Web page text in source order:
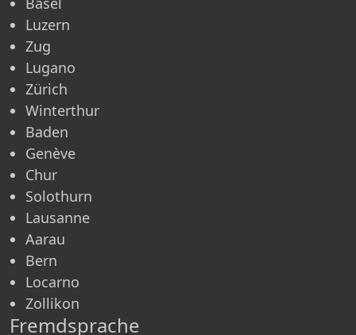
Luzern
Zug
Lugano
Zürich
Winterthur
Baden
Genève
Chur
Solothurn
Lausanne
Aarau
Bern
Locarno
Zollikon
Fremdsprache